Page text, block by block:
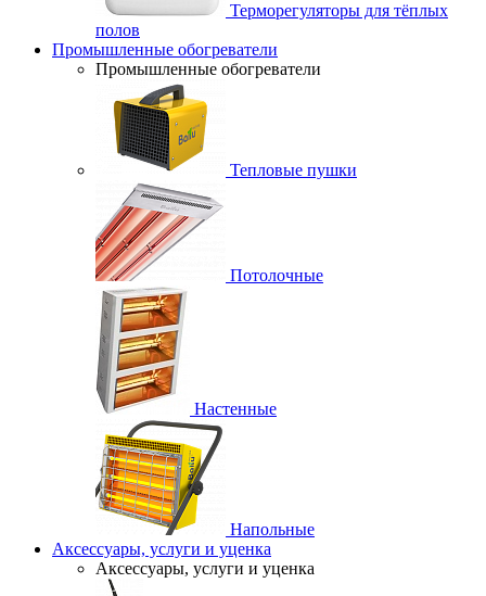
Терморегуляторы для тёплых
полов
Промышленные обогреватели
Промышленные обогреватели
Тепловые пушки
Потолочные
Настенные
Напольные
Аксессуары, услуги и уценка
Аксессуары, услуги и уценка